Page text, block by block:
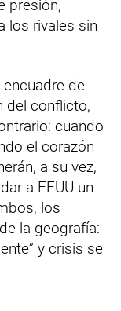
presión,
los rivales sin
de
del conflicto,
cuando
el corazón
a su vez,
a EEUU un
los
la geografía:
y crisis se